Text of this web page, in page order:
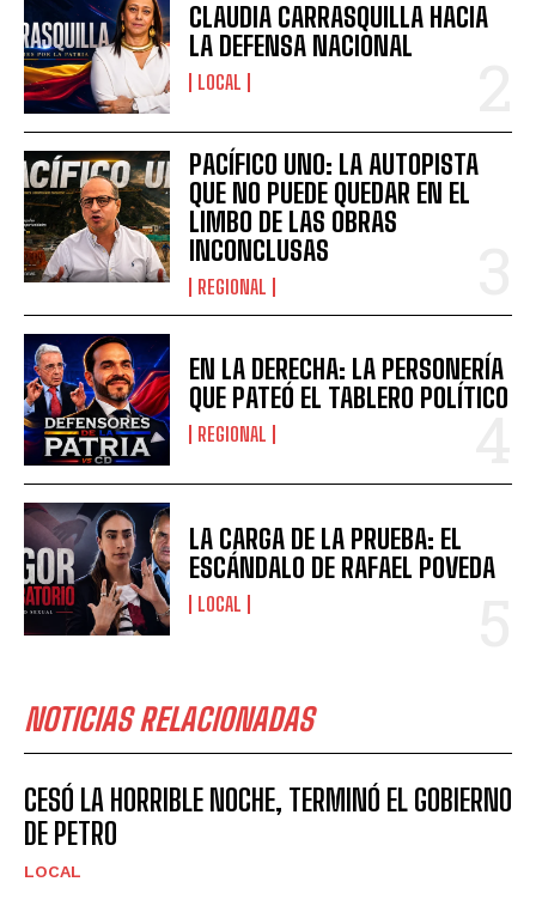
CLAUDIA CARRASQUILLA HACIA
LA DEFENSA NACIONAL
LOCAL
PACÍFICO UNO: LA AUTOPISTA
QUE NO PUEDE QUEDAR EN EL
LIMBO DE LAS OBRAS
INCONCLUSAS
REGIONAL
EN LA DERECHA: LA PERSONERÍA
QUE PATEÓ EL TABLERO POLÍTICO
REGIONAL
LA CARGA DE LA PRUEBA: EL
ESCÁNDALO DE RAFAEL POVEDA
LOCAL
NOTICIAS RELACIONADAS
CESÓ LA HORRIBLE NOCHE, TERMINÓ EL GOBIERNO
DE PETRO
LOCAL